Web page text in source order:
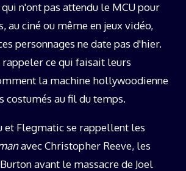
n'ont pas attendu le MCU pour
au ciné ou même en jeux vidéo,
personnages ne date pas d'hier.
rappeler ce qui faisait leurs
la machine hollywoodienne
costumés au fil du temps.
et Flegmatic se rappellent les
avec Christopher Reeve, les
avant le massacre de Joel